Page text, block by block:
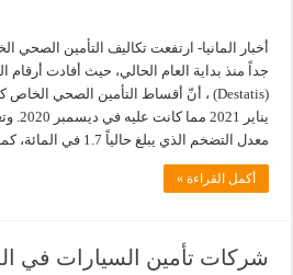
أخبار المانيا- ارتفعت تكاليف التأمين الصحي
جداً منذ بداية العام الحالي، حيث أفادت أرقام
يناير
معدل التضخم الذي يبلغ حالياً 1.7 في المائة، كما أنها أعلى من …
أكمل القراءة »
شركات تأمين السيارات في